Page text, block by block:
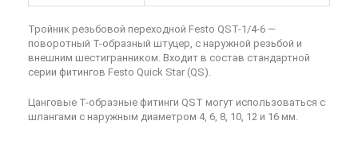
Тройник резьбовой переходной Festo QST-1/4-6 —
поворотный Т-образный штуцер, с наружной резьбой и
внешним шестигранником. Входит в состав стандартной
серии фитингов Festo Quick Star (QS).
Цанговые Т-образные фитинги QST могут использоваться с
шлангами с наружным диаметром 4, 6, 8, 10, 12 и 16 мм.